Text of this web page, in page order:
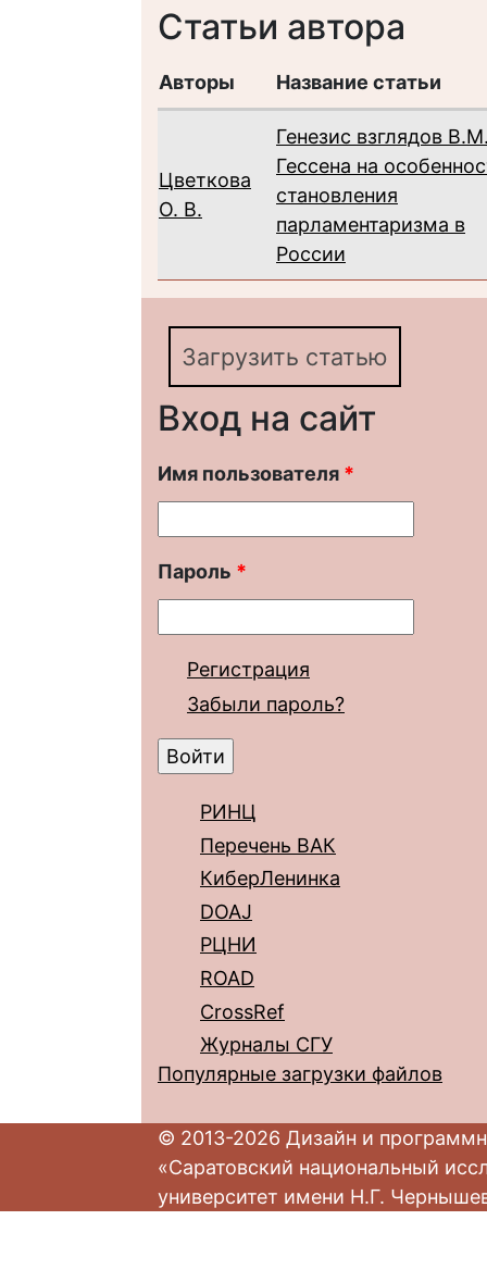
Статьи автора
Авторы Название статьи
Цветкова
О. В.
Генезис взглядов
Гессена на
становления
парламентаризма в
России
Загрузить статью
Вход на сайт
Имя пользователя *
Пароль *
Регистрация
Забыли пароль?
РИНЦ
Перечень ВАК
КиберЛенинка
DOAJ
РЦНИ
ROAD
CrossRef
Журналы СГУ
Популярные загрузки файлов
© 2013-2026 Дизайн и
«Саратовский национальный
университет имени Н.Г.